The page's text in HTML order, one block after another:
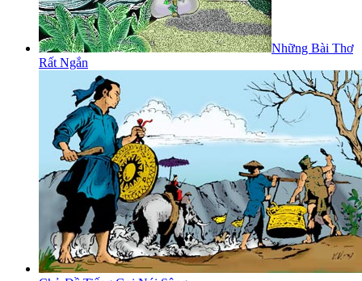
Những Bài Thơ
Rất Ngắn